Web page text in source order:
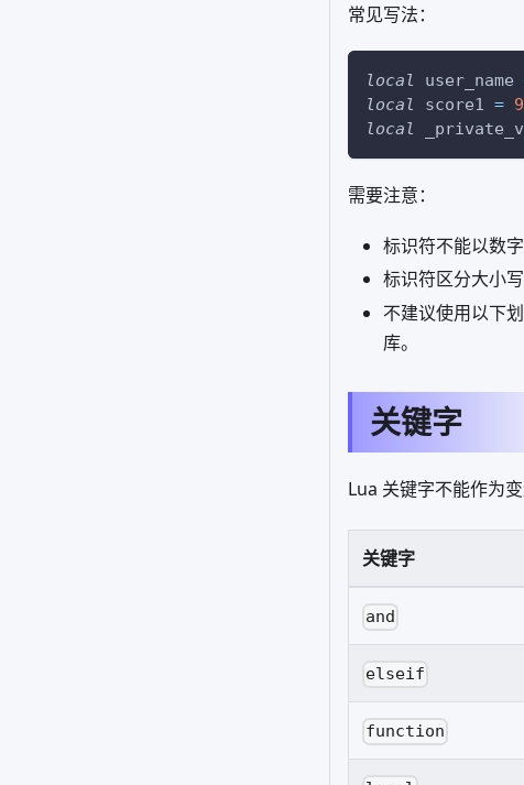
常见写法：
local user_name
local
score1 =
local
需要注意：
标识符不能以数字
标识符区分大小写
不建议使用以下
库。
关键字
Lua 关键字不能作为
关键字
and
elseif
function